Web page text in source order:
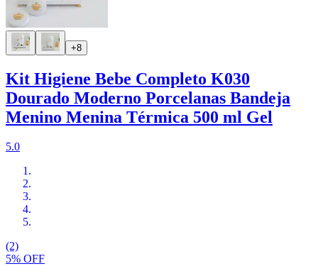
+8
Kit Higiene Bebe Completo K030
Dourado Moderno Porcelanas Bandeja
Menino Menina Térmica 500 ml Gel
5.0
(2)
5% OFF